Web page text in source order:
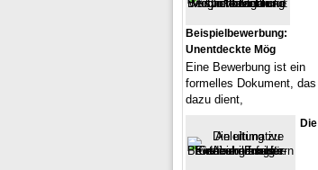
Beispielbewerbung:
Unentdeckte Mög
Eine Bewerbung ist ein
formelles Dokument, das
dazu dient,
Die